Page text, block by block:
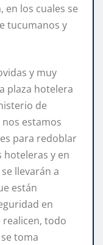
en los cuales se
tucumanos y
y muy
plaza hotelera
de
estamos
para redoblar
hoteleras y en
llevarán a
están
en
realicen, todo
toma